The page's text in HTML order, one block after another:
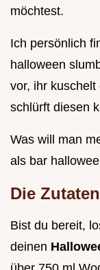
möchtest.
Ich persönlich
halloween
vor, ihr
schlürft diesen
Was will man
als bar
Die
Bist du bereit,
deinen